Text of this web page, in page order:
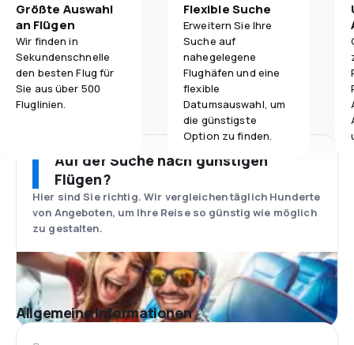
Größte Auswahl
an Flügen
Wir finden in
Sekundenschnelle
den besten Flug für
Sie aus über 500
Fluglinien.
Flexible Suche
Erweitern Sie Ihre
Suche auf
nahegelegene
Flughäfen und eine
flexible
Datumsauswahl, um
die günstigste
Option zu finden.
Auf der Suche nach günstigen
Flügen?
Hier sind Sie richtig. Wir vergleichen täglich Hunderte
von Angeboten, um Ihre Reise so günstig wie möglich
zu gestalten.
Allgemeine Informationen